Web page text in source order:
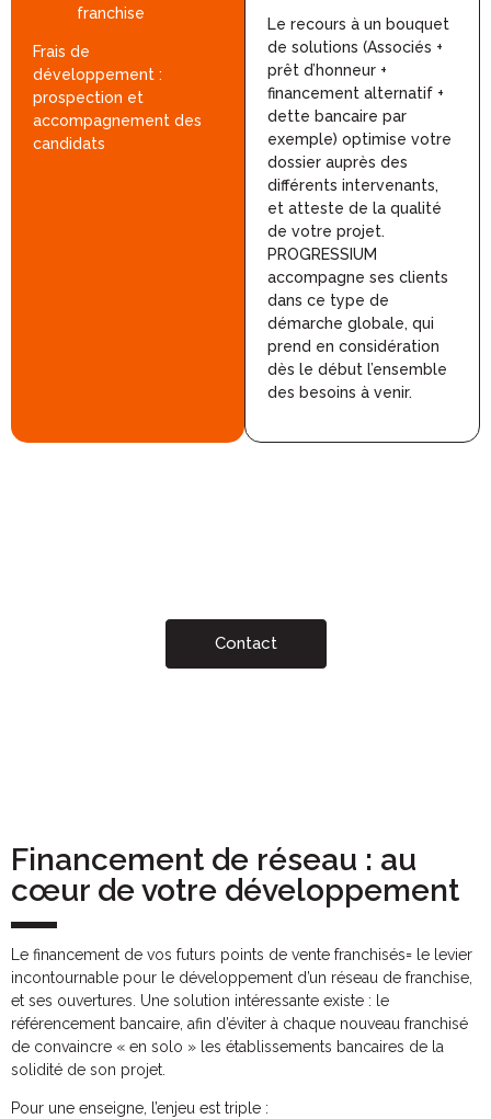
franchise
Frais de
développement :
prospection et
accompagnement des
candidats
Le recours à un bouquet
de solutions (Associés +
prêt d’honneur +
financement alternatif +
dette bancaire par
exemple) optimise votre
dossier auprès des
différents intervenants,
et atteste de la qualité
de votre projet.
PROGRESSIUM
accompagne ses clients
dans ce type de
démarche globale, qui
prend en considération
dès le début l’ensemble
des besoins à venir.
Contact
Financement de réseau : au
cœur de votre développement
Le financement de vos futurs points de vente franchisés= le levier
incontournable pour le développement d’un réseau de franchise,
et ses ouvertures. Une solution intéressante existe : le
référencement bancaire, afin d’éviter à chaque nouveau franchisé
de convaincre « en solo » les établissements bancaires de la
solidité de son projet.
Pour une enseigne, l’enjeu est triple :